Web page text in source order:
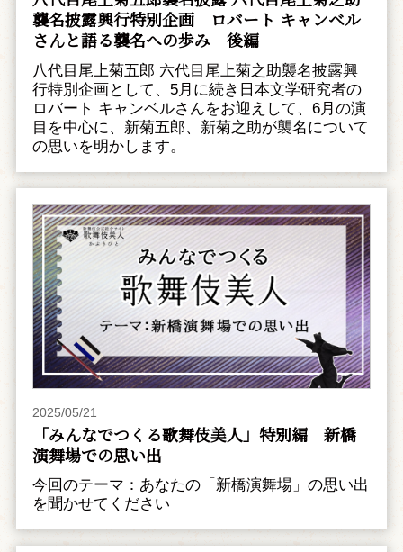
襲名披露興行特別企画 ――ロバート キャンベル
さんと語る襲名への歩み 後編
八代目尾上菊五郎 六代目尾上菊之助襲名披露興
行特別企画として、5月に続き日本文学研究者の
ロバート キャンベルさんをお迎えして、6月の演
目を中心に、新菊五郎、新菊之助が襲名について
の思いを明かします。
2025/05/21
「みんなでつくる歌舞伎美人」特別編 新橋
演舞場での思い出
今回のテーマ：あなたの「新橋演舞場」の思い出
を聞かせてください